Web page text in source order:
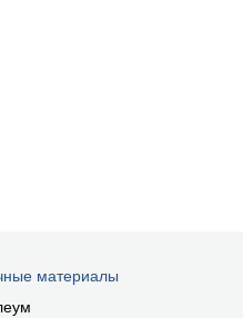
материалы